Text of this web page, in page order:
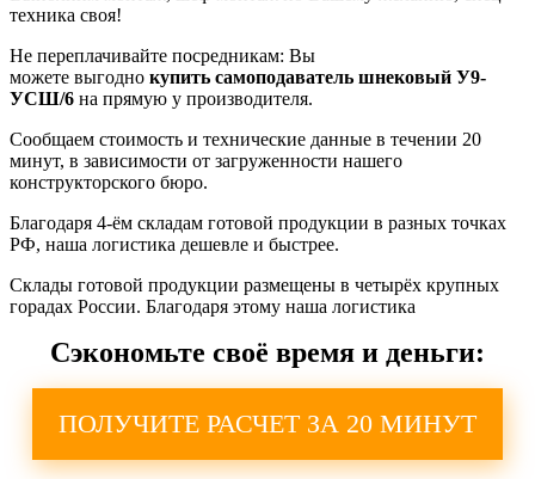
техника своя!
Не переплачивайте посредникам: Вы
можете выгодно купить самоподаватель шнековый У9-
УСШ/6 на прямую у производителя.
Сообщаем стоимость и технические данные в течении 20
минут, в зависимости от загруженности нашего
конструкторского бюро.
Благодаря 4-ём складам готовой продукции в разных точках
РФ, наша логистика дешевле и быстрее.
Склады готовой продукции размещены в четырёх крупных
горадах России. Благодаря этому наша логистика
Сэкономьте своё время и деньги:
ПОЛУЧИТЕ РАСЧЕТ ЗА 20 МИНУТ